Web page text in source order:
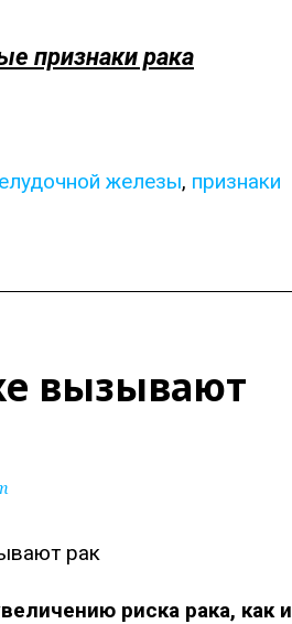
признаки рака
железы, признаки
вызывают
риска рака, как и